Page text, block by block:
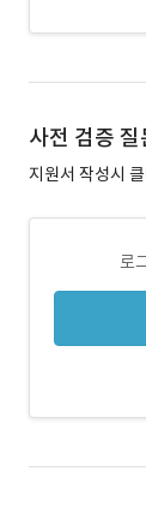
사전 검증 질
지원서 작성시
로